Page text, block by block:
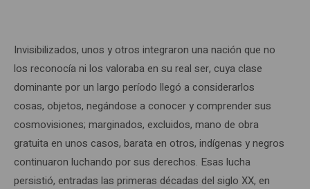
Invisibilizados, unos y otros integraron una nación que no
los reconocía ni los valoraba en su real ser, cuya clase
dominante por un largo período llegó a considerarlos
cosas, objetos, negándose a conocer y comprender sus
cosmovisiones; marginados, excluidos, mano de obra
gratuita en unos casos, barata en otros, indígenas y negros
continuaron luchando por sus derechos. Esas lucha
persistió, entradas las primeras décadas del siglo XX, en